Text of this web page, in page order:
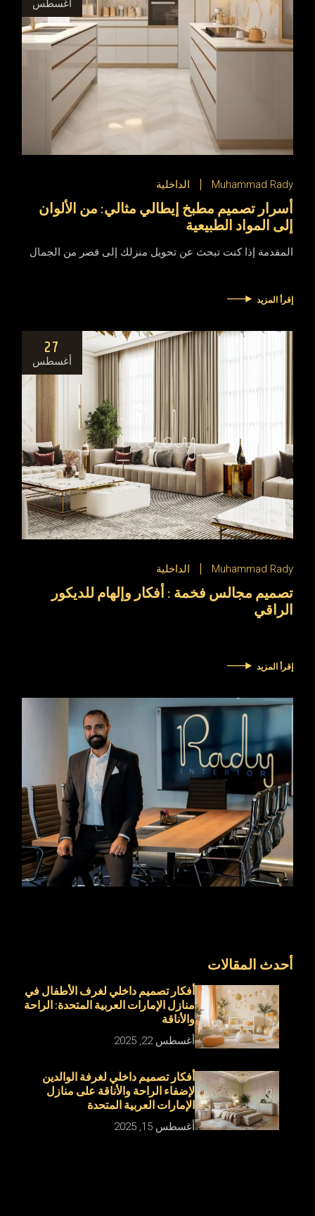
أغسطس
Muhammad Rady الداخلية
أسرار تصميم مطبخ إيطالي مثالي: من الألوان
إلى المواد الطبيعية
المقدمة ​إذا كنت تبحث عن تحويل منزلك إلى قصر من الجمال
إقرأ المزيد
27
أغسطس
Muhammad Rady الداخلية
تصميم مجالس فخمة : أفكار وإلهام للديكور
الراقي
إقرأ المزيد
أحدث المقالات
أفكار تصميم داخلي لغرف الأطفال في
منازل الإمارات العربية المتحدة: الراحة
والأناقة
أغسطس 22, 2025
أفكار تصميم داخلي لغرفة الوالدين
لإضفاء الراحة والأناقة على منازل
الإمارات العربية المتحدة
أغسطس 15, 2025